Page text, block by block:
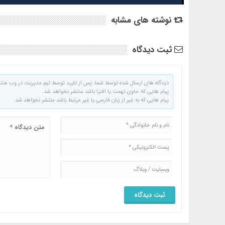
نوشته های مشابه
ثبت دیدگاه
دیدگاه های ارسال شده توسط شما، پس از تایید توسط تیم مدیریت در وب
پیام هایی که حاوی تهمت یا افترا باشد منتشر نخواهد شد.
پیام هایی که به غیر از زبان فارسی یا غیر مرتبط باشد منتشر نخواهد شد.